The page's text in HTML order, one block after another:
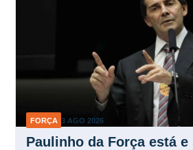
FORÇA 3 AGO 2026
Paulinho da Força está e